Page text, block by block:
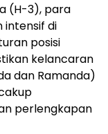
(H-3), para
intensif di
posisi
kelancaran
dan Ramanda)
perlengkapan